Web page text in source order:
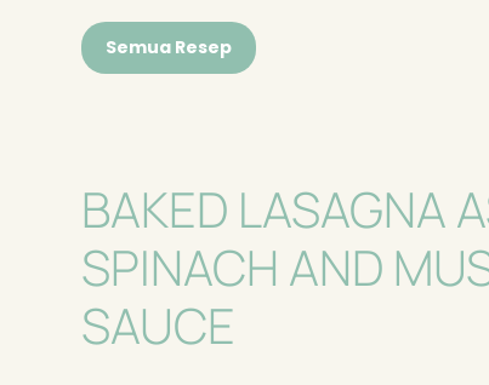
Semua Resep
BAKED LASAGNA
SPINACH AND
SAUCE